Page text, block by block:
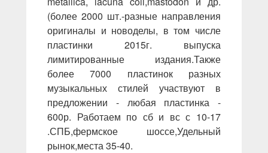
(более 2000 шт.-разные направления
оригиналы и новоделы, в том числе
пластинки 2015г. выпуска
лимитированные издания.Также
более 7000 пластинок разных
музыкальных стилей участвуют в
предложении - любая пластинка -
600р. Работаем по сб и вс с 10-17
.СПБ,фермское шоссе,Удельный
рынок,места 35-40.